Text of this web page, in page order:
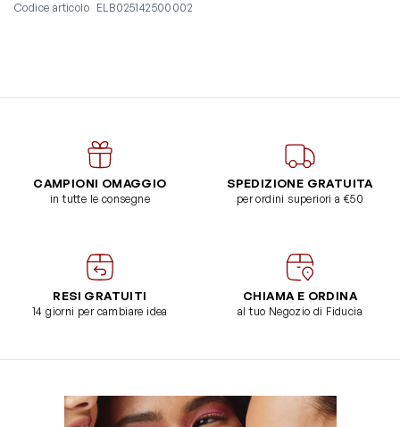
Codice articolo ELB025142500002
CAMPIONI OMAGGIO
in tutte le consegne
SPEDIZIONE GRATUITA
per ordini superiori a €50
RESI GRATUITI
14 giorni per cambiare idea
CHIAMA E ORDINA
al tuo Negozio di Fiducia